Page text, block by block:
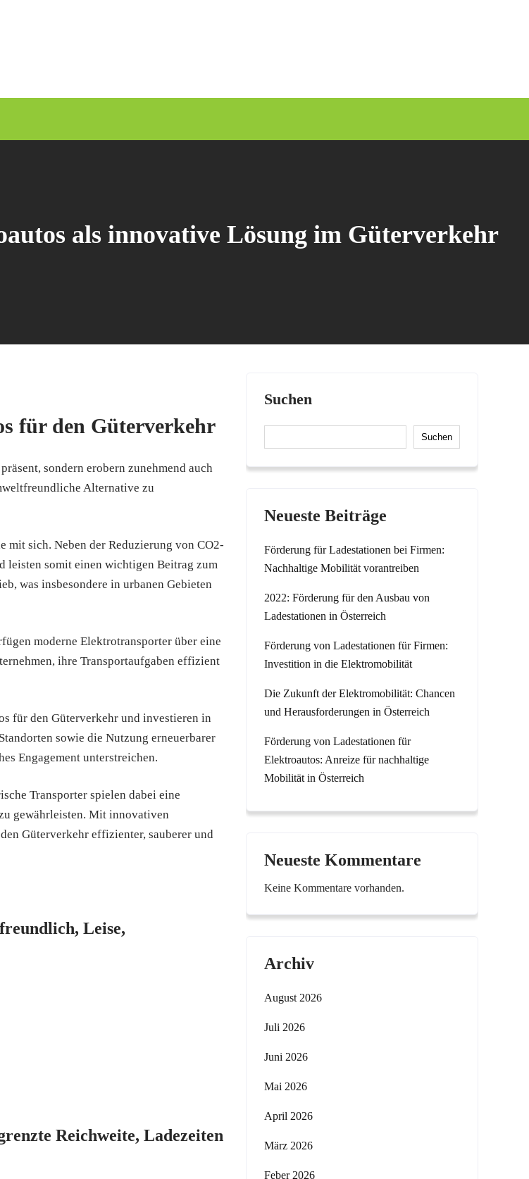
als innovative Lösung im Güterverkehr
für den Güterverkehr
sondern erobern zunehmend auch
Alternative zu
mit sich. Neben der Reduzierung von CO2-
leisten somit einen wichtigen Beitrag zum
was insbesondere in urbanen Gebieten
moderne Elektrotransporter über eine
ihre Transportaufgaben effizient
für den Güterverkehr und investieren in
sowie die Nutzung erneuerbarer
Engagement unterstreichen.
Transporter spielen dabei eine
gewährleisten. Mit innovativen
Güterverkehr effizienter, sauberer und
Leise,
Reichweite, Ladezeiten
Suchen
Suchen
Neueste Beiträge
Förderung für Ladestationen bei Firmen:
Nachhaltige Mobilität vorantreiben
2022: Förderung für den Ausbau von
Ladestationen in Österreich
Förderung von Ladestationen für Firmen:
Investition in die Elektromobilität
Die Zukunft der Elektromobilität: Chancen
und Herausforderungen in Österreich
Förderung von Ladestationen für
Elektroautos: Anreize für nachhaltige
Mobilität in Österreich
Neueste Kommentare
Keine Kommentare vorhanden.
Archiv
August 2026
Juli 2026
Juni 2026
Mai 2026
April 2026
März 2026
Feber 2026